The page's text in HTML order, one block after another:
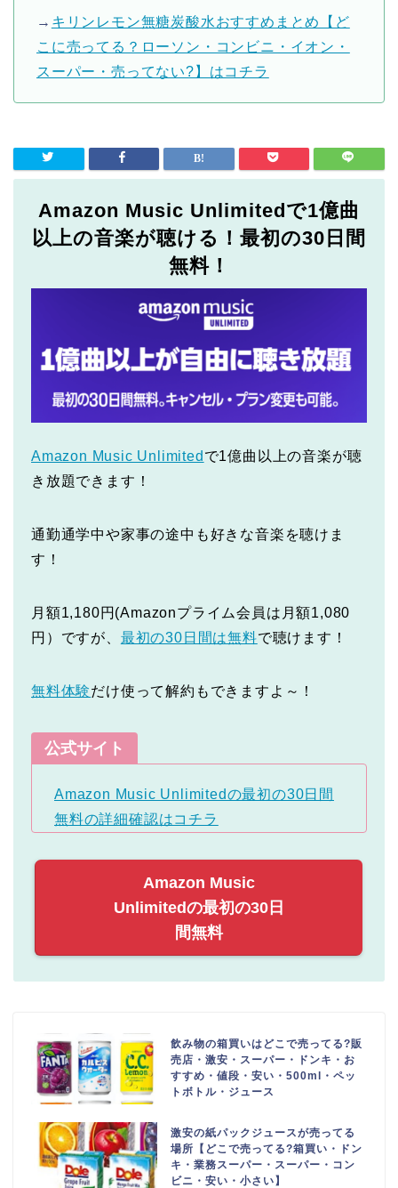
→ キリンレモン無糖炭酸水おすすめまとめ【ど
こに売ってる？ローソン・コンビニ・イオン・
スーパー・売ってない?】はコチラ
Amazon Music Unlimitedで1億曲
以上の音楽が聴ける！最初の30日間
無料！
Amazon Music Unlimited で1億曲以上の音楽が聴
き放題できます！
通勤通学中や家事の途中も好きな音楽を聴けま
す！
月額1,180円(Amazonプライム会員は月額1,080
円）ですが、 最初の30日間は無料で聴けます！
無料体験だけ使って解約もできますよ～！
公式サイト
Amazon Music Unlimitedの最初の30日間
無料の詳細確認はコチラ
Amazon Music
Unlimitedの最初の30日
間無料
飲み物の箱買いはどこで売ってる?販
売店・激安・スーパー・ドンキ・お
すすめ・値段・安い・500ml・ペッ
トボトル・ジュース
激安の紙パックジュースが売ってる
場所【どこで売ってる?箱買い・ドン
キ・業務スーパー・スーパー・コン
ビニ・安い・小さい】